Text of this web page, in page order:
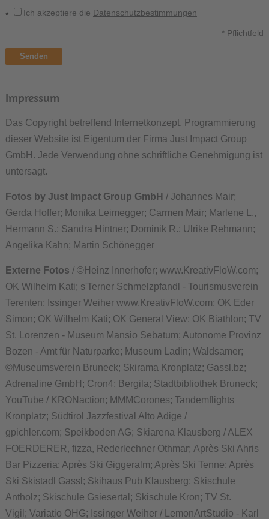
* Ich akzeptiere die Datenschutzbestimmungen
* Pflichtfeld
Senden
Impressum
Das Copyright betreffend Internetkonzept, Programmierung
dieser Website ist Eigentum der Firma Just Impact Group
GmbH. Jede Verwendung ohne schriftliche Genehmigung ist
untersagt.
Fotos by Just Impact Group GmbH / Johannes Mair;
Gerda Hoffer; Monika Leimegger; Carmen Mair; Marlene L.,
Hermann S.; Sandra Hintner; Dominik R.; Ulrike Rehmann;
Angelika Kahn; Martin Schönegger
Externe Fotos / ©Heinz Innerhofer; www.KreativFloW.com;
OK Wilhelm Kati; s'Terner Schmelzpfandl - Tourismusverein
Terenten; Issinger Weiher www.KreativFloW.com; OK Eder
Simon; OK Wilhelm Kati; OK General View; OK Biathlon; TV
St. Lorenzen - Museum Mansio Sebatum; Autonome Provinz
Bozen - Amt für Naturparke; Museum Ladin; Waldsamer;
©Museumsverein Bruneck; Skirama Kronplatz; Gassl.bz;
Adrenaline GmbH; Cron4; Bergila; Stadtbibliothek Bruneck;
YouTube / KRONaction; MMMCorones; Tandemflights
Kronplatz; Südtirol Jazzfestival Alto Adige /
gpichler.com; Speikboden AG; Skiarena Klausberg / ALEX
FOERDERER, fizza, Rederlechner Othmar; Après Ski Ahris
Bar Pizzeria; Après Ski Giggeralm; Après Ski Tenne; Après
Ski Skistadl Gassl; Skihaus Pub Klausberg; Skischule
Antholz; Skischule Gsiesertal; Skischule Kron; TV St.
Vigil; Variatio OHG; Issinger Weiher / LemonArtStudio - Karl